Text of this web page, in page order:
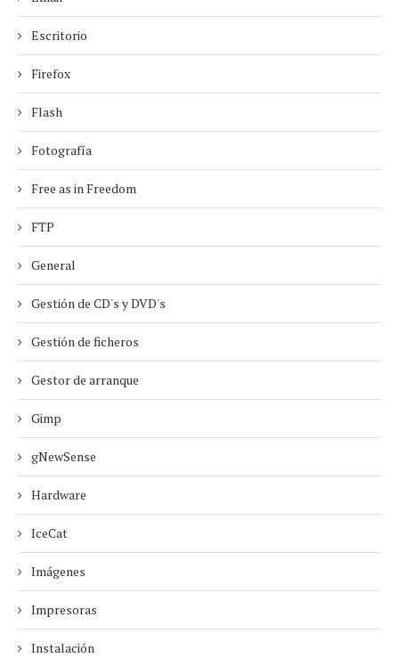
Escritorio
Firefox
Flash
Fotografía
Free as in Freedom
FTP
General
Gestión de CD's y DVD's
Gestión de ficheros
Gestor de arranque
Gimp
gNewSense
Hardware
IceCat
Imágenes
Impresoras
Instalación